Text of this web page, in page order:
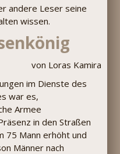
andere Leser seine
wissen.
von Loras Kamira
im Dienste des
war es,
Armee
in den Straßen
75 Mann erhöht und
Männer nach